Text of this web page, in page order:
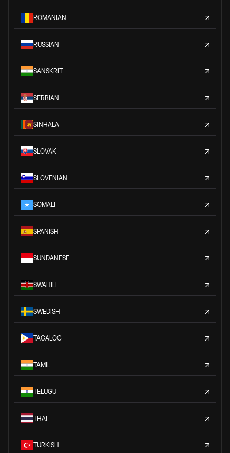
ROMANIAN
RUSSIAN
SANSKRIT
SERBIAN
SINHALA
SLOVAK
SLOVENIAN
SOMALI
SPANISH
SUNDANESE
SWAHILI
SWEDISH
TAGALOG
TAMIL
TELUGU
THAI
TURKISH